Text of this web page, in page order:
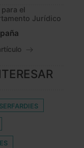
para el
Jurídico